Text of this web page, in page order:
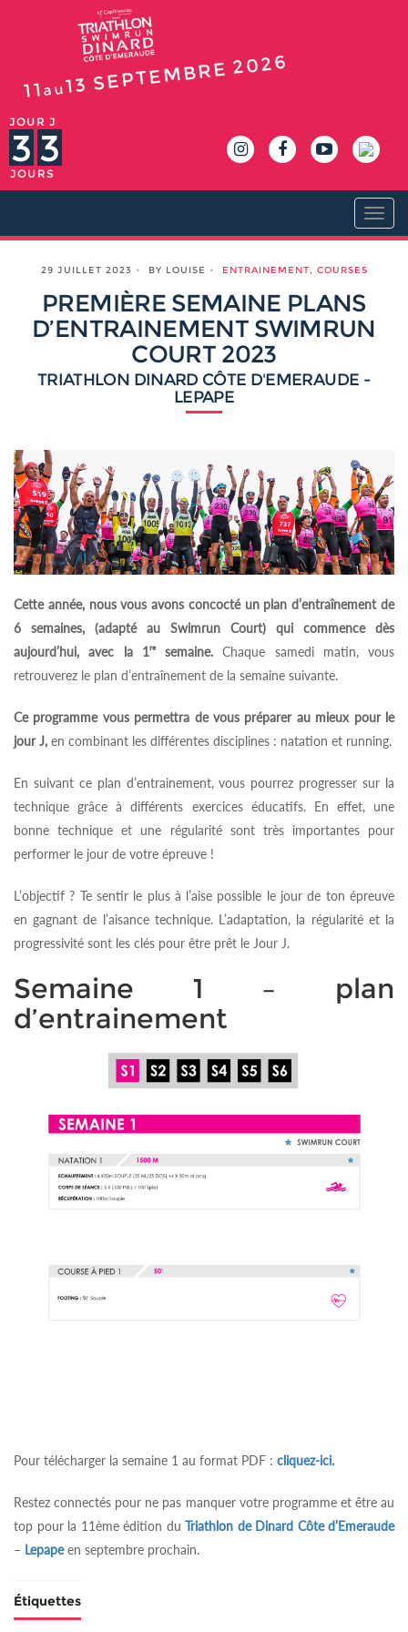
11au13 SEPTEMBRE 2026
JOUR J
3 3
JOURS
29 JUILLET 2023 BY LOUISE ENTRAINEMENT, COURSES
PREMIÈRE SEMAINE PLANS
D’ENTRAINEMENT SWIMRUN
COURT 2023
TRIATHLON DINARD CÔTE D'EMERAUDE -
LEPAPE
Cette année, nous vous avons concocté un plan d’entraînement de
6 semaines, (adapté au Swimrun Court)
qui commence dès
aujourd’hui, avec la 1ʳᵉ semaine.Chaque samedi matin, vous
retrouverez le plan d’entraînement de la semaine suivante.
Ce programme vous permettra de vous préparer au mieux pour le
jour J, en combinant les différentes disciplines : natation et running.
En suivant ce plan d’entrainement, vous pourrez progresser sur la
technique grâce à différents exercices éducatifs. En effet, une
bonne technique et une régularité sont très importantes pour
performer le jour de votre épreuve !
L’objectif ? Te sentir le plus à l’aise possible le jour de ton épreuve
en gagnant de l’aisance technique. L’adaptation, la régularité et la
progressivité sont les clés pour être prêt le Jour J.
Semaine 1 – plan
d’entrainement
Pour télécharger la semaine 1 au format PDF : cliquez-ici.
Restez connectés pour ne pas manquer votre programme et être au
top pour la 11ème édition du Triathlon de Dinard Côte d’Emeraude
– Lepapeen septembre prochain.
Étiquettes